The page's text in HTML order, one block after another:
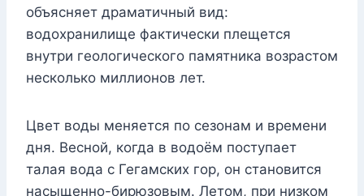
объясняет драматичный вид:
водохранилище фактически плещется
внутри геологического памятника возрастом
несколько миллионов лет.
Цвет воды меняется по сезонам и времени
дня. Весной, когда в водоём поступает
талая вода с Гегамских гор, он становится
насыщенно-бирюзовым. Летом, при низком